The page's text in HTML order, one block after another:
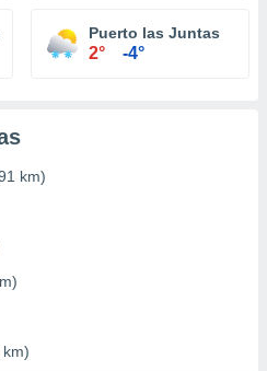
Puerto las Juntas
2° -4°
km)